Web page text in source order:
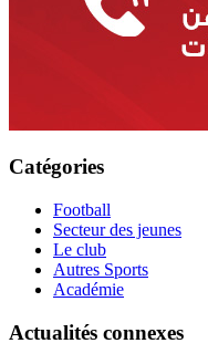
Catégories
Football
Secteur des jeunes
Le club
Autres Sports
Académie
Actualités connexes